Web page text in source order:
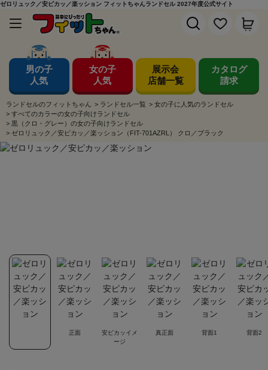
ゼロリュック／安ピカッ／楽ッション フィットちゃんランドセル 2027年度公式サイト
男の子
人気
女の子
人気
展示会
店舗一覧
カタログ
請求
ランドセルのフィットちゃん > ランドセル一覧 > 女の子に人気のランドセル
> すべてのカラーの女の子向けランドセル
> 黒（クロ・グレー）の女の子向けランドセル
> ゼロリュック／安ピカッ／楽ッション（FIT-701AZRL） クロ／ブラック
正面
安ピカッイメ
ージ
真正面 背面1 背面2